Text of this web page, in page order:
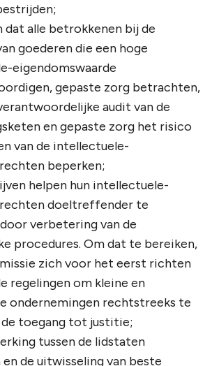
dat alle betrokkenen bij de
goederen die een hoge
eigendomswaarde
gepaste zorg betrachten,
audit van de
en gepaste zorg het risico
van de intellectuele-
beperken;
helpen hun intellectuele-
doeltreffender te
verbetering van de
procedures. Om dat te bereiken,
zich voor het eerst richten
regelingen om kleine en
ondernemingen rechtstreeks te
toegang tot justitie;
tussen de lidstaten
de uitwisseling van beste